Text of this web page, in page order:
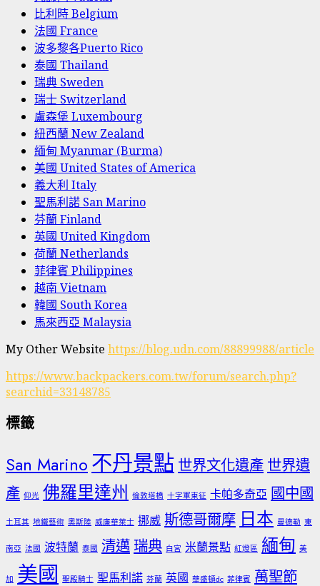
比利時 Belgium
法國 France
波多黎各Puerto Rico
泰國 Thailand
瑞典 Sweden
瑞士 Switzerland
盧森堡 Luxembourg
紐西蘭 New Zealand
緬甸 Myanmar (Burma)
美國 United States of America
義大利 Italy
聖馬利諾 San Marino
芬蘭 Finland
英國 United Kingdom
荷蘭 Netherlands
菲律賓 Philippines
越南 Vietnam
韓國 South Korea
馬來西亞 Malaysia
My Other Website https://blog.udn.com/88899988/article
https://www.backpackers.com.tw/forum/search.php?
searchid=33148785
標籤
San Marino 不丹景點 世界文化遺產 世界遺
產 仰光 佛羅里達州 倫敦塔橋 十字軍東征 卡帕多奇亞 國中國
土耳其 地鐵藝術 奧斯陸 威廉華萊士 挪威 斯德哥爾摩 日本 曼德勒 東
南亞 法國 波特蘭 泰國 清邁 瑞典 白宮 米蘭景點 紅燈區 緬甸 美
加 美國 聖殿騎士 聖馬利諾 芬蘭 英國 華盛頓dc 菲律賓 萬聖節